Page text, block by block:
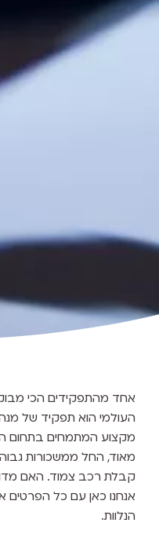
אחד מהתפקידים הכי
העולמי הוא תפקיד של
מקצוע המתמחים בתחום
מאוד, החל ממשכורות
קבלת רכב צמוד. האם
אנחנו כאן עם כל הפרטים
הנלוות.